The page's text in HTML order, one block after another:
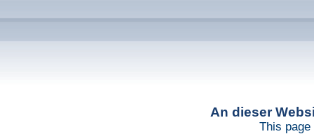
An dieser
This